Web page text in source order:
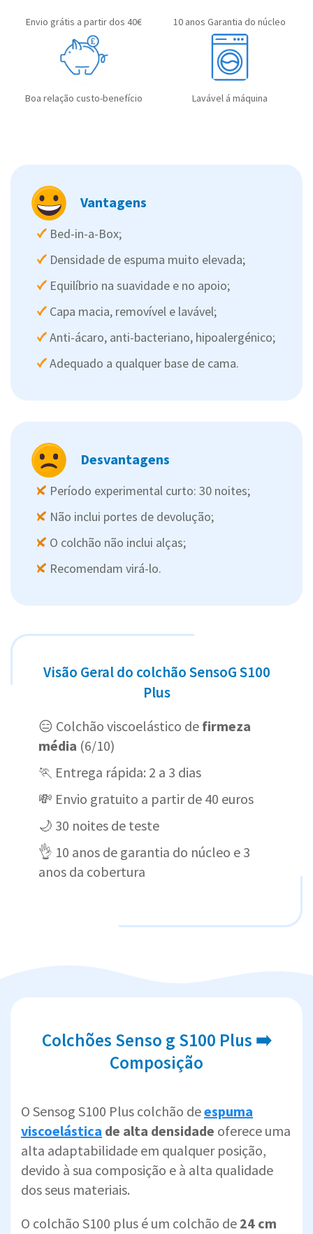
Envio grátis a partir dos 40€ 10 anos Garantia do núcleo
Boa relação custo-benefício Lavável á máquina
Vantagens
Bed-in-a-Box;
Densidade de espuma muito elevada;
Equilíbrio na suavidade e no apoio;
Capa macia, removível e lavável;
Anti-ácaro, anti-bacteriano, hipoalergénico;
Adequado a qualquer base de cama.
Desvantagens
Período experimental curto: 30 noites;
Não inclui portes de devolução;
O colchão não inclui alças;
Recomendam virá-lo.
Visão Geral do colchão SensoG S100
Plus
😑 Colchão viscoelástico de firmeza
média (6/10)
🏃 Entrega rápida: 2 a 3 dias
💸 Envio gratuito a partir de 40 euros
🌙 30 noites de teste
👌 10 anos de garantia do núcleo e 3
anos da cobertura
Colchões Senso g S100 Plus ➡️
Composição
O Sensog S100 Plus colchão deespuma
viscoelástica de alta densidade oferece uma
alta adaptabilidade em qualquer posição,
devido à sua composição e à alta qualidade
dos seus materiais.
O colchão S100 plus é um colchão de 24 cm